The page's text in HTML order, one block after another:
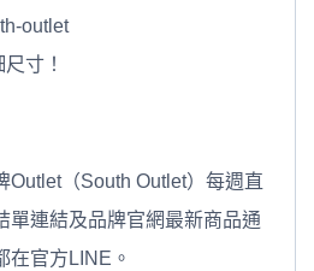
outlet
寸！
Outlet（South Outlet）每週直
單連結及品牌官網最新商品通
在官方LINE。